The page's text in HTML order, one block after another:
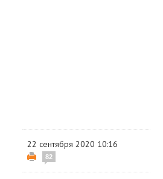
22 сентября 2020 10:16
82